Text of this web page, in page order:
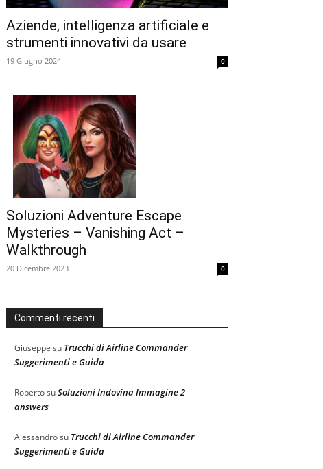
Aziende, intelligenza artificiale e
strumenti innovativi da usare
19 Giugno 2024 0
Soluzioni Adventure Escape
Mysteries – Vanishing Act –
Walkthrough
20 Dicembre 2023 0
Commenti recenti
Giuseppe su Trucchi di Airline Commander
Suggerimenti e Guida
RobertosuSoluzioni Indovina Immagine 2
answers
Alessandrosu Trucchi di Airline Commander
Suggerimenti e Guida